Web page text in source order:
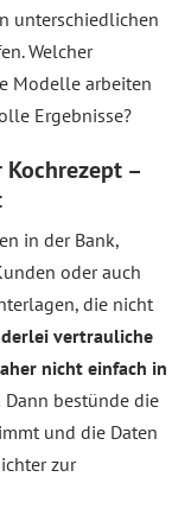
unterschiedlichen
Welcher
Modelle arbeiten
Ergebnisse?
–
in der Bank,
oder auch
die nicht
derlei vertrauliche
nicht einfach in
Dann bestünde die
und die Daten
zur